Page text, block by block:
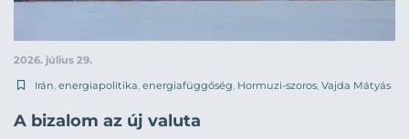
2026. július 29.
Irán, energiapolitika, energiafüggőség, Hormuzi-szoros, Vajda Mátyás
A bizalom az új valuta